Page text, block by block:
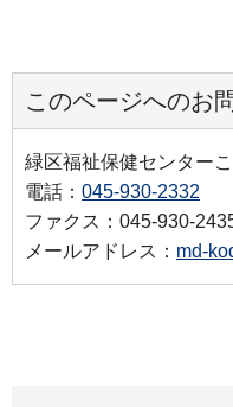
このページへのお
緑区福祉保健センター
電話： 045-930-2332
ファクス：045-930-
メールアドレス： md-